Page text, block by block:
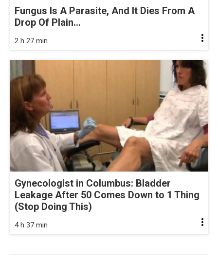
Fungus Is A Parasite, And It Dies From A
Drop Of Plain...
2 h 27 min
Gynecologist in Columbus: Bladder
Leakage After 50 Comes Down to 1 Thing
(Stop Doing This)
4 h 37 min